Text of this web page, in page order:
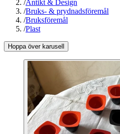
/Antikt & Design
/Bruks- & prydnadsföremål
/Bruksföremål
/Plast
Hoppa över karusell